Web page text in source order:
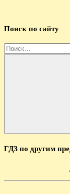
Поиск по сайту
Найти:
ГДЗ по другим